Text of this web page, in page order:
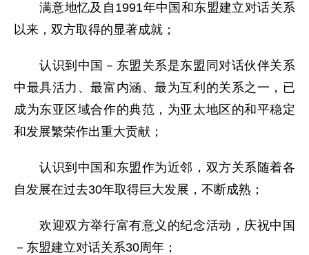
满意地忆及自1991年中国和东盟建立对话关系
以来，双方取得的显著成就；
认识到中国－东盟关系是东盟同对话伙伴关系
中最具活力、最富内涵、最为互利的关系之一，已
成为东亚区域合作的典范，为亚太地区的和平稳定
和发展繁荣作出重大贡献；
认识到中国和东盟作为近邻，双方关系随着各
自发展在过去30年取得巨大发展，不断成熟；
欢迎双方举行富有意义的纪念活动，庆祝中国
－东盟建立对话关系30周年；